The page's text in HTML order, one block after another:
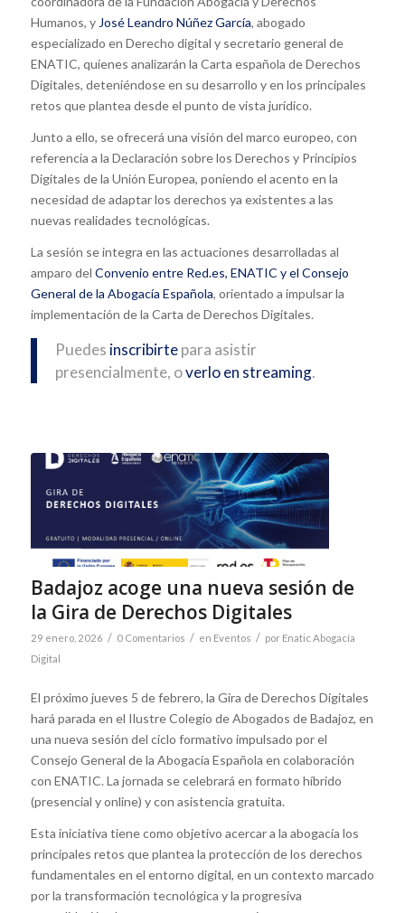
Humanos, y José Leandro Núñez García, abogado
especializado en Derecho digital y secretario general de
ENATIC, quienes analizarán la Carta española de Derechos
Digitales, deteniéndose en su desarrollo y en los principales
retos que plantea desde el punto de vista jurídico.
Junto a ello, se ofrecerá una visión del marco europeo, con
referencia a la Declaración sobre los Derechos y Principios
Digitales de la Unión Europea, poniendo el acento en la
necesidad de adaptar los derechos ya existentes a las
nuevas realidades tecnológicas.
La sesión se integra en las actuaciones desarrolladas al
amparo del Convenio entre Red.es, ENATIC y el Consejo
General de la Abogacía Española, orientado a impulsar la
implementación de la Carta de Derechos Digitales.
Puedes inscribirtepara asistir
presencialmente, overlo en streaming.
Badajoz acoge una nueva sesión de
la Gira de Derechos Digitales
29 enero, 2026 / 0 Comentarios / en Eventos / por Enatic Abogacía
Digital
El próximo jueves 5 de febrero, la Gira de Derechos Digitales
hará parada en el Ilustre Colegio de Abogados de Badajoz, en
una nueva sesión del ciclo formativo impulsado por el
Consejo General de la Abogacía Española en colaboración
con ENATIC. La jornada se celebrará en formato híbrido
(presencial y online) y con asistencia gratuita.
Esta iniciativa tiene como objetivo acercar a la abogacía los
principales retos que plantea la protección de los derechos
fundamentales en el entorno digital, en un contexto marcado
por la transformación tecnológica y la progresiva